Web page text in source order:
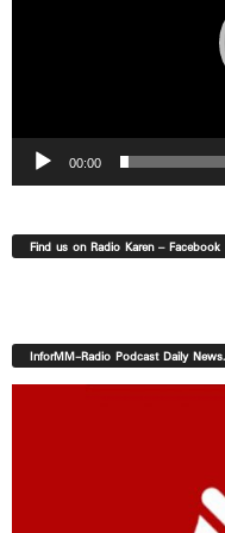
00:00
Find us on Radio Karen – Facebook
InforMM-Radio Podcast Daily